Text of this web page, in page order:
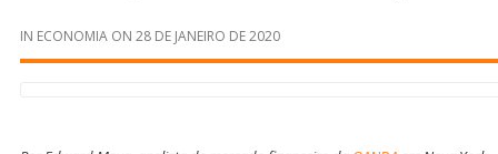
IN ECONOMIA ON 28 DE JANEIRO DE 2020